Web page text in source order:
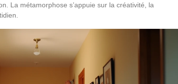
La métamorphose s’appuie sur la créativité, la